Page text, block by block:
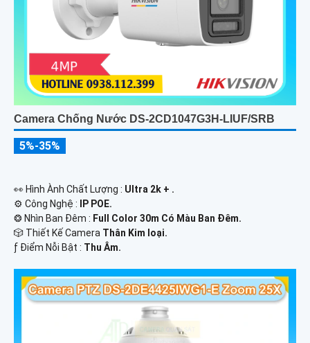
Camera Chống Nước DS-2CD1047G3H-LIUF/SRB
5%-35%
️👀 Hình Ành Chất Lượng : Ultra 2k + .
⚙ Công Nghệ :
IP POE.
❂ Nhìn Ban Đêm : Full Color 30m Có Màu Ban Ðêm.
🎲 Thiết Kế Camera Thân Kim loại.
️ƒ Điểm Nỗi Bật : Thu Âm.